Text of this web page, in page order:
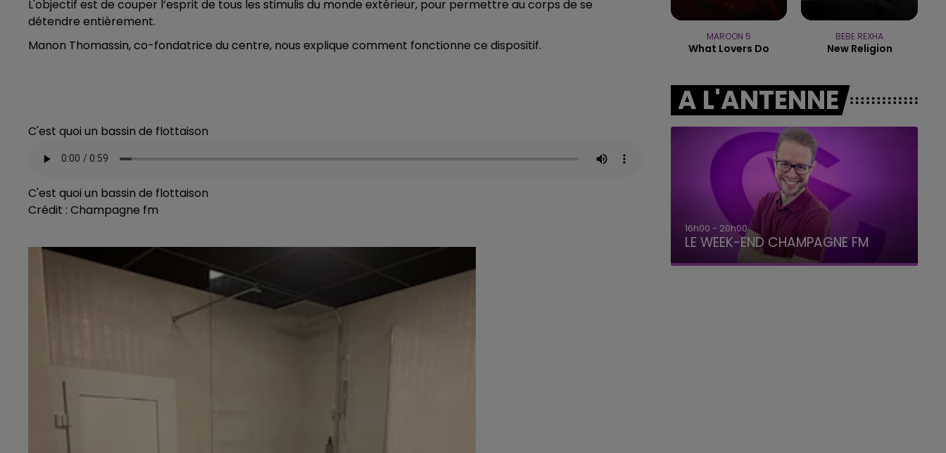
16h00 - 20h00
LE WEEK-END CHAMPAGNE FM
7h00 - 12h00 16h00 - 20h00
LE WEEK-END CHAMPAGNE FM
L'objectif est de couper l’esprit de tous les stimulis du monde extérieur, pour permettre au corps de se
détendre entièrement.
Manon Thomassin, co-fondatrice du centre, nous explique comment fonctionne ce dispositif.
C'est quoi un bassin de flottaison
C'est quoi un bassin de flottaison
Crédit : Champagne fm
MAROON 5
What Lovers Do
BEBE REXHA
New Religion
A L'ANTENNE
FM LE WEEK-END CHAMPAGNE FM LE WEEK-END CHAMPAGNE FM
7h00 - 12h00
LE WEEK-END CHAMPAGNE FM